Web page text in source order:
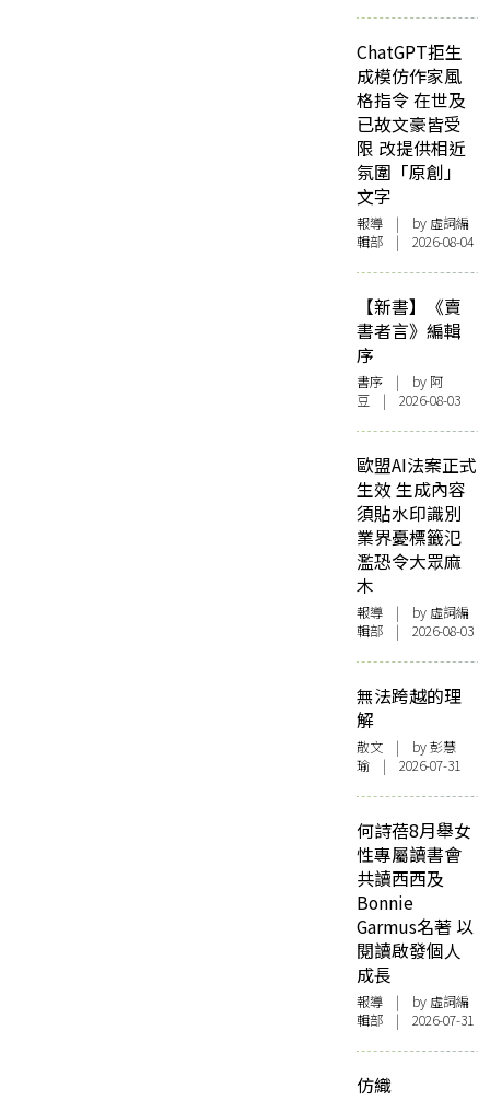
ChatGPT拒生
成模仿作家風
格指令 在世及
已故文豪皆受
限 改提供相近
氛圍「原創」
文字
報導 | by 虛詞編
輯部 | 2026-08-04
【新書】《賣
書者言》編輯
序
書序 | by 阿
豆 | 2026-08-03
歐盟AI法案正式
生效 生成內容
須貼水印識別
業界憂標籤氾
濫恐令大眾麻
木
報導 | by 虛詞編
輯部 | 2026-08-03
無法跨越的理
解
散文 | by 彭慧
瑜 | 2026-07-31
何詩蓓8月舉女
性專屬讀書會
共讀西西及
Bonnie
Garmus名著 以
閱讀啟發個人
成長
報導 | by 虛詞編
輯部 | 2026-07-31
仿織